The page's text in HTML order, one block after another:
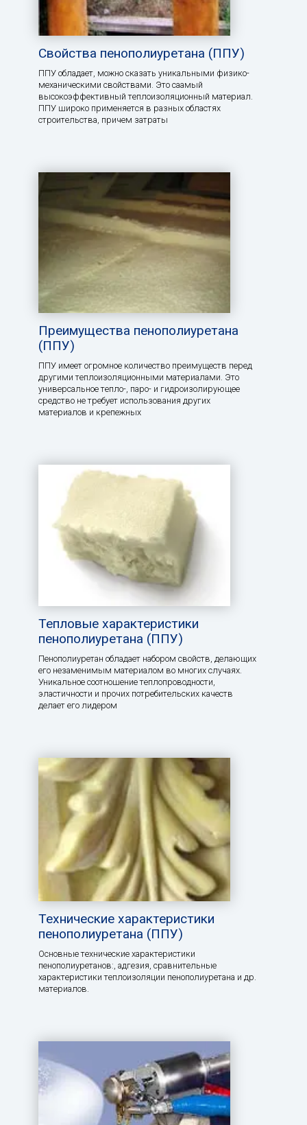
Свойства пенополиуретана (ППУ)
ППУ обладает, можно сказать уникальными физико-
механическими свойствами. Это саамый
высокоэффективный теплоизоляционный материал.
ППУ широко применяется в разных областях
строительства, причем затраты
Преимущества пенополиуретана
(ППУ)
ППУ имеет огромное количество преимуществ перед
другими теплоизоляционными материалами. Это
универсальное тепло-, паро- и гидроизолирующее
средство не требует использования других
материалов и крепежных
Тепловые характеристики
пенополиуретана (ППУ)
Пенополиуретан обладает набором свойств, делающих
его незаменимым материалом во многих случаях.
Уникальное соотношение теплопроводности,
эластичности и прочих потребительских качеств
делает его лидером
Технические характеристики
пенополиуретана (ППУ)
Основные технические характеристики
пенополиуретанов:, aдгезия, сравнительные
характеристики теплоизоляции пенополиуретана и др.
материалов.